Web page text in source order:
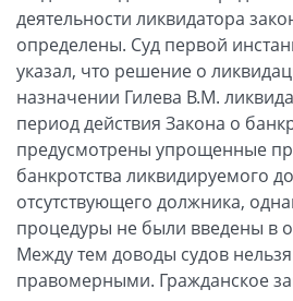
деятельности ликвидатора
определены. Суд первой
указал, что решение о
назначении Гилева В.М.
период действия Закона о
предусмотрены упрощенные
банкротства ликвидируемого
отсутствующего должника,
процедуры не были введены в
Между тем доводы судов
правомерными. Гражданское